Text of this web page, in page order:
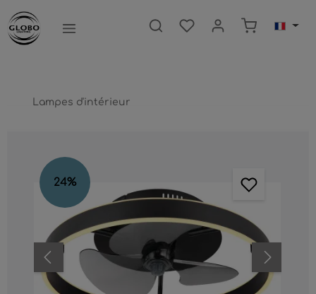
principal Le panier
Lampes d'intérieur
Ignorer la galerie d'images
24%